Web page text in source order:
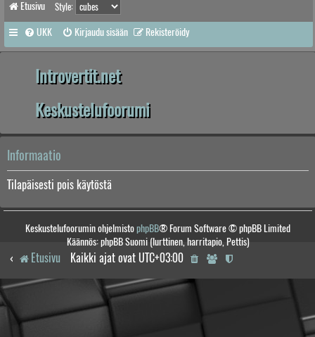
Etusivu Style:
UKK Kirjaudu sisään Rekisteröidy
Introvertit.net
Keskustelufoorumi
Informaatio
Tilapäisesti pois käytöstä
Keskustelufoorumin ohjelmistophpBB® Forum Software © phpBB Limited
Käännös: phpBB Suomi (lurttinen, harritapio, Pettis)
Etusivu Kaikki ajat ovat UTC+03:00